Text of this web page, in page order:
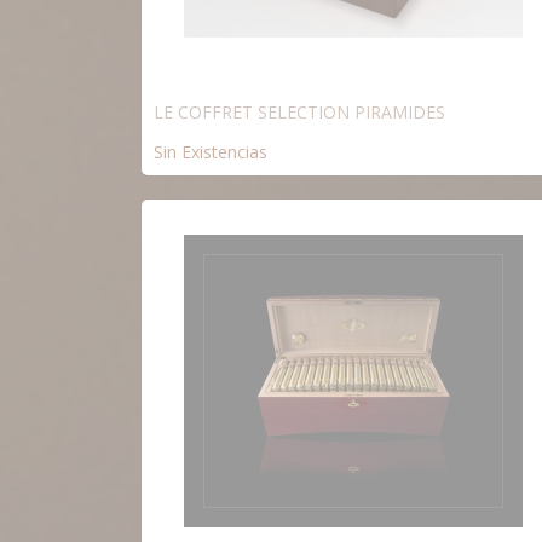
LE COFFRET SELECTION PIRAMIDES
Sin Existencias